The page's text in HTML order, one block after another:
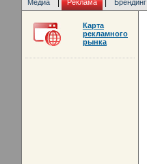
Медиа Реклама Брендинг
Карта
рекламного
рынка